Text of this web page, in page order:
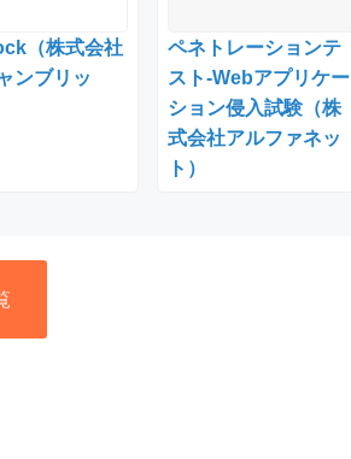
（株式会社
ンブリッ
ペネトレーションテ
スト-Webアプリケー
ション侵入試験（株
式会社アルファネッ
ト）